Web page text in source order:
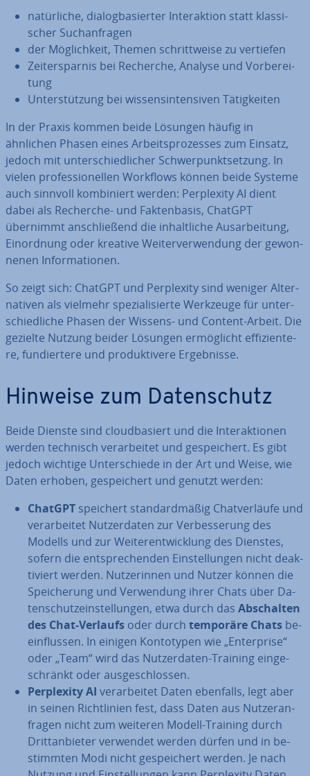
na­tür­li­che, dia­log­ba­sier­ter In­ter­ak­ti­on statt klas­si­
scher Such­an­fra­gen
der Mög­lich­keit, Themen schritt­wei­se zu vertiefen
Zeit­er­spar­nis bei Recherche, Analyse und Vor­be­rei­
tung
Un­ter­stüt­zung bei wis­sens­in­ten­si­ven Tä­tig­kei­ten
In der Praxis kommen beide Lösungen häufig in
ähnlichen Phasen eines Ar­beits­pro­zes­ses zum Einsatz,
jedoch mit un­ter­schied­li­cher Schwer­punkt­set­zung. In
vielen pro­fes­sio­nel­len Workflows können beide Systeme
auch sinnvoll kom­bi­niert werden: Per­ple­xi­ty AI dient
dabei als Recherche- und Fak­ten­ba­sis, ChatGPT
übernimmt an­schlie­ßend die in­halt­li­che Aus­ar­bei­tung,
Ein­ord­nung oder kreative Wei­ter­ver­wen­dung der ge­won­
ne­nen In­for­ma­tio­nen.
So zeigt sich: ChatGPT und Per­ple­xi­ty sind weniger Al­ter­
na­ti­ven als vielmehr spe­zia­li­sier­te Werkzeuge für un­ter­
schied­li­che Phasen der Wissens- und Content-Arbeit. Die
gezielte Nutzung beider Lösungen er­mög­licht ef­fi­zi­en­te­
re, fun­dier­te­re und pro­duk­ti­ve­re Er­geb­nis­se.
Hinweise zum Da­ten­schutz
Beide Dienste sind cloud­ba­siert und die In­ter­ak­tio­nen
werden technisch ver­ar­bei­tet und ge­spei­chert. Es gibt
jedoch wichtige Un­ter­schie­de in der Art und Weise, wie
Daten erhoben, ge­spei­chert und genutzt werden:
ChatGPT speichert stan­dard­mä­ßig Chat­ver­läu­fe und
ver­ar­bei­tet Nut­zer­da­ten zur Ver­bes­se­rung des
Modells und zur Wei­ter­ent­wick­lung des Dienstes,
sofern die ent­spre­chen­den Ein­stel­lun­gen nicht de­ak­
ti­viert werden. Nut­ze­rin­nen und Nutzer können die
Spei­che­rung und Ver­wen­dung ihrer Chats über Da­
ten­schutz­ein­stel­lun­gen, etwa durch das Ab­schal­ten
des Chat-Verlaufs oder durch temporäre Chats be­
ein­flus­sen. In einigen Kon­to­ty­pen wie „En­ter­pri­se“
oder „Team“ wird das Nut­zer­da­ten-Training ein­ge­
schränkt oder aus­ge­schlos­sen.
Per­ple­xi­ty AI ver­ar­bei­tet Daten ebenfalls, legt aber
in seinen Richt­li­ni­en fest, dass Daten aus Nut­zer­an­
fra­gen nicht zum weiteren Modell-Training durch
Dritt­an­bie­ter verwendet werden dürfen und in be­
stimm­ten Modi nicht ge­spei­chert werden. Je nach